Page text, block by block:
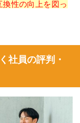
性の向上を図っ
社員の評判・